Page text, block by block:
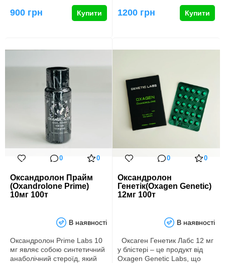
Тайгер 10…
900 грн Купити
потужний…
1200 грн Купити
0 0
Оксандролон Прайм
(Oxandrolone Prime)
10мг 100т
В наявності
Оксандролон Prime Labs 10
мг являє собою синтетичний
анаболічний стероїд, який
0 0
Оксандролон
Генетік(Oxagen Genetic)
12мг 100т
В наявності
Оксаген Генетик Лабс 12 мг
у блістері – це продукт від
Oxagen Genetic Labs, що